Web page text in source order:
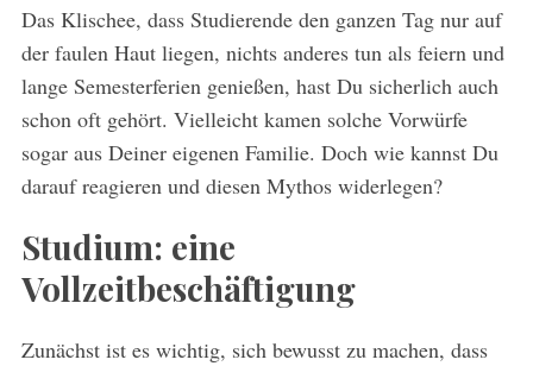
Das Klischee, dass Studierende den ganzen Tag nur auf
der faulen Haut liegen, nichts anderes tun als feiern und
lange Semesterferien genießen, hast Du sicherlich auch
schon oft gehört. Vielleicht kamen solche Vorwürfe
sogar aus Deiner eigenen Familie. Doch wie kannst Du
darauf reagieren und diesen Mythos widerlegen?
Studium: eine
Vollzeitbeschäftigung
Zunächst ist es wichtig, sich bewusst zu machen, dass